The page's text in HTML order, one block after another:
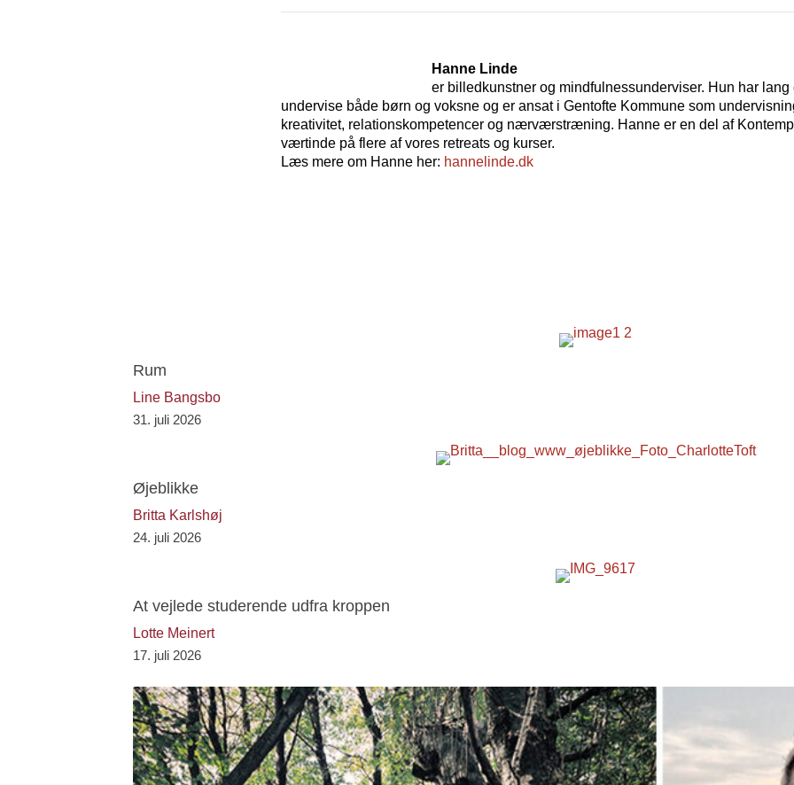
Hanne Linde
er billedkunstner og mindfulnessunderviser. Hun har lang
undervise både børn og voksne og er ansat i Gentofte Kommune som
kreativitet, relationskompetencer og nærværstræning. Hanne er en del af
værtinde på flere af vores retreats og kurser.
Læs mere om Hanne her: hannelinde.dk
Rum
Line Bangsbo
31. juli 2026
Øjeblikke
Britta Karlshøj
24. juli 2026
At vejlede studerende udfra kroppen
Lotte Meinert
17. juli 2026